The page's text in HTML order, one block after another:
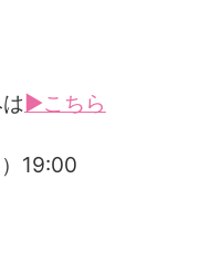
▶こちら
19:00